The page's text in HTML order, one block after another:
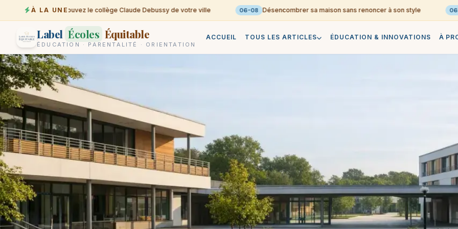
À LA UNE
07-08 Trouvez le collège Claude Debussy de votre ville 06-08 Désencombrer sa maison sans renoncer à son style 06-08
Label Écoles Équitable
ÉDUCATION · PARENTALITÉ · ORIENTATION
ACCUEIL TOUS LES ARTICLES ÉDUCATION & INNOVATIONS À